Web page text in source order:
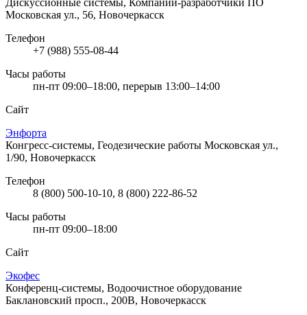
Московская ул., 56, Новочеркасск
Телефон
+7 (988) 555-08-44
Часы работы
пн-пт 09:00–18:00, перерыв 13:00–14:00
Сайт
Энфорта
Конгресс-системы, Геодезические работы Московская ул.,
1/90, Новочеркасск
Телефон
8 (800) 500-10-10, 8 (800) 222-86-52
Часы работы
пн-пт 09:00–18:00
Сайт
Экофес
Конференц-системы, Водоочистное оборудование
Баклановский просп., 200В, Новочеркасск